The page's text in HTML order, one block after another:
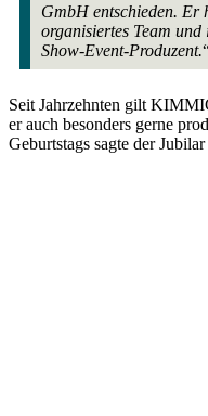
GmbH entschieden. Er
organisiertes Team
Show-Event-Produzent.
Seit Jahrzehnten gilt
er auch besonders gerne
Geburtstags sagte der